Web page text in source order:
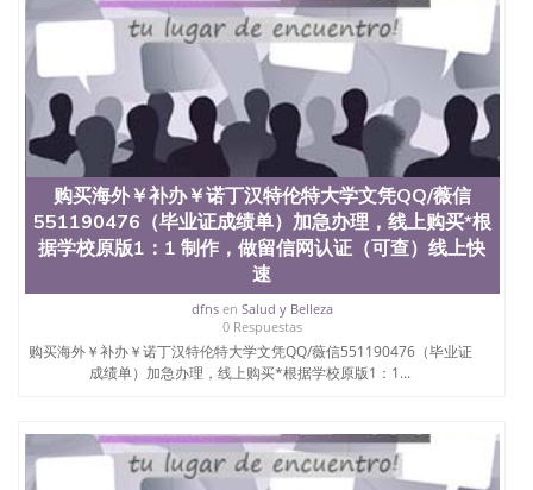
外大学有毕业证QQ微信551190476办理国外毕业证价
格QQ微信551190476国外编号查询QQ微信551190476
办理国外文凭要交定金吗QQ微信551190476办国外可
查文凭QQ微信551190476网上购买真文凭可信吗QQ
微信551190476学士学位证书查询机构QQ微信
551190476 国外资格证书办理QQ微信551190476如何
办理学历认证QQ微信551190476海外文凭认证办理
QQ微信551190476 圣何塞州立大学（San Jose State
University, 又译为“圣荷西州立大学”）成立于1857
年，简称SJSU，是加州历史悠久的大学之一，也是美
西地区的公立大学之一。位于圣何塞市San Jose中
心，占地154公顷。它是一所位于加利福尼亚州的著
名综合性公立大学，它以极高的就业率，全美名列前
茅的毕业薪资，浓厚的多元化学术氛围，杰出的本科
教育质量，被《福克斯》杂志评选为全美50强公立综
合性大学，每年有来自世界各地的成百上千的海外学
生前往求学。 至今，这是一所在世界上享有学术地
计系更是在当今美国大学教学排名中表现优异。其毕
业生大多可以在其所处地域的世界硅谷中心得到工作
购买海外￥补办￥诺丁汉特伦特大学文凭QQ/薇信
551190476（毕业证成绩单）加急办理，线上购买*根
据学校原版1：1 制作，做留信网认证（可查）线上快
速
dfnsen Salud y Belleza
0 Respuestas
购买海外￥补办￥诺丁汉特伦特大学文凭QQ/薇信551190476（毕业证
成绩单）加急办理，线上购买*根据学校原版1：1...